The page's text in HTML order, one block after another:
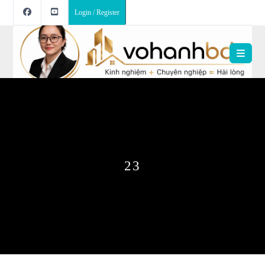
Login / Register
23